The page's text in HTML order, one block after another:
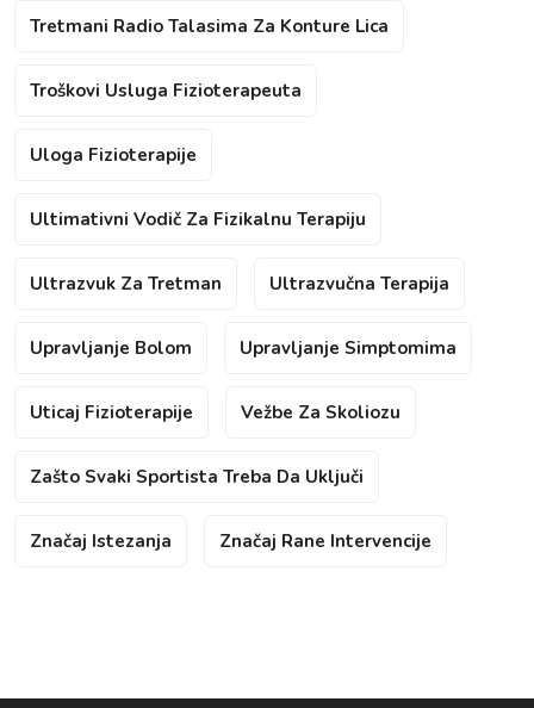
Tretmani Radio Talasima Za Konture Lica
Troškovi Usluga Fizioterapeuta
Uloga Fizioterapije
Ultimativni Vodič Za Fizikalnu Terapiju
Ultrazvuk Za Tretman Ultrazvučna Terapija
Upravljanje Bolom Upravljanje Simptomima
Uticaj Fizioterapije Vežbe Za Skoliozu
Zašto Svaki Sportista Treba Da Uključi
Značaj Istezanja Značaj Rane Intervencije